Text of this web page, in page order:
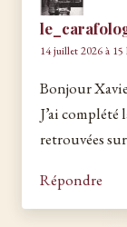
14 juillet 2026 à 15
Bonjour
J’ai
retrouvées
Répondre